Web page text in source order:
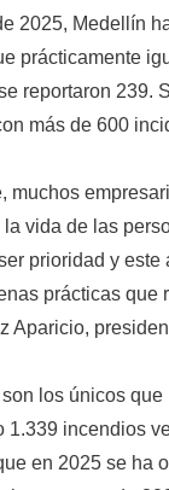
2025, Medellín
prácticamente
reportaron 239.
más de 600
muchos
vida de las
prioridad y este
prácticas que
Aparicio,
los únicos
incendios
en 2025 se ha